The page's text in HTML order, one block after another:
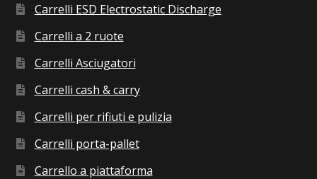
Carrelli ESD Electrostatic Discharge
Carrelli a 2 ruote
Carrelli Asciugatori
Carrelli cash & carry
Carrelli per rifiuti e pulizia
Carrelli porta-pallet
Carrello a piattaforma